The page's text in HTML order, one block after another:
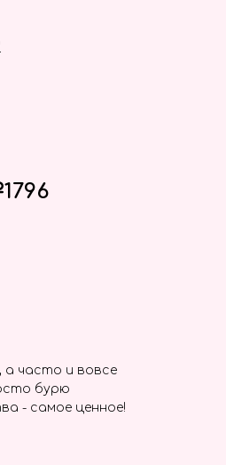
а часто и вовсе
бурю
- самое ценное!